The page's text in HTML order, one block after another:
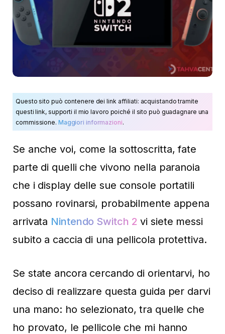
Questo sito può contenere dei link affiliati: acquistando tramite
questi link, supporti il mio lavoro poiché il sito può guadagnare una
commissione. Maggiori informazioni.
Se anche voi, come la sottoscritta, fate
parte di quelli che vivono nella paranoia
che i display delle sue console portatili
possano rovinarsi, probabilmente appena
arrivata Nintendo Switch 2 vi siete messi
subito a caccia di una pellicola protettiva.
Se state ancora cercando di orientarvi, ho
deciso di realizzare questa guida per darvi
una mano: ho selezionato, tra quelle che
ho provato, le pellicole che mi hanno